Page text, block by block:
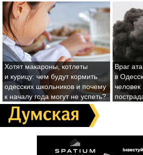
Хотят макароны, котлеты
и курицу: чем будут кормить
одесских школьников и почему
к началу года могут не успеть?
Враг
в